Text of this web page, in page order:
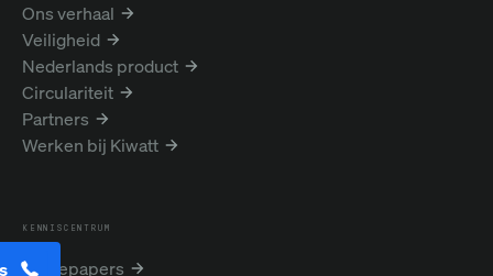
Ons verhaal
Veiligheid
Nederlands product
Circulariteit
Partners
Werken bij Kiwatt
KENNISCENTRUM
Whitepapers